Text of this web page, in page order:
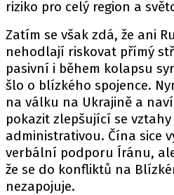
riziko pro celý region a
Zatím se však zdá, že ani
nehodlají riskovat přímý
pasivní i během kolapsu
šlo o blízkého spojence.
na válku na Ukrajině a
pokazit zlepšující se
administrativou. Čína sice
verbální podporu Íránu,
že se do konfliktů na
nezapojuje.